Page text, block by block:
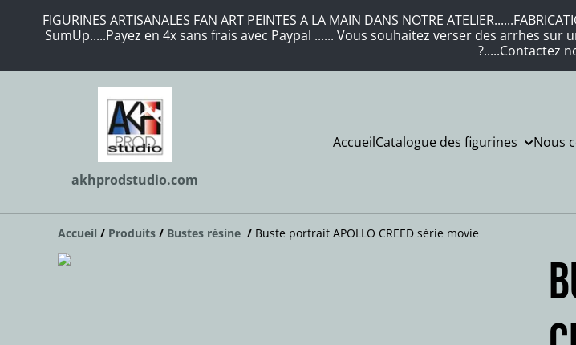
FIGURINES ARTISANALES FAN ART PEINTES A LA MAIN DANS NOTRE
SumUp.....Payez en 4x sans frais avec Paypal ...... Vous souhaitez verser des arrhes
?.....Contactez
akhprodstudio.com
AccueilCatalogue des figurines Nous
Accueil / Produits / Bustes résine / Buste portrait APOLLO CREED série movie